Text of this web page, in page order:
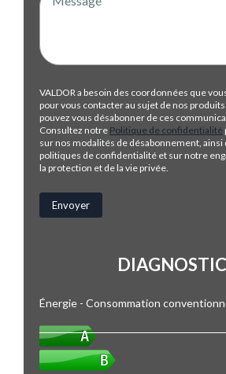
VALDOR a besoin des coordonnées que
pour vous contacter au sujet de nos
pouvez vous désabonner de ces
Consultez notre Politique de confidentialité
sur nos modalités de désabonnement, ainsi
politiques de confidentialité et sur notre
la protection et de la vie privée.
Énergie - Consommation